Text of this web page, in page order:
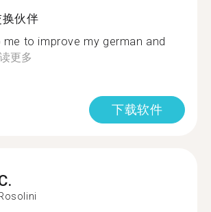
伙伴
to improve my german and
更多
下载软件